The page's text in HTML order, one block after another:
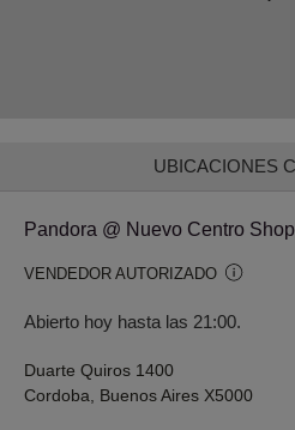
UBICACIONES
Pandora @ Nuevo Centro
VENDEDOR AUTORIZADO
Abierto hoy hasta las 21:00.
Duarte Quiros 1400
Cordoba, Buenos Aires X5000